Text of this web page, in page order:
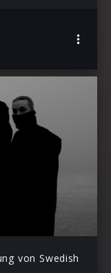
von Swedish